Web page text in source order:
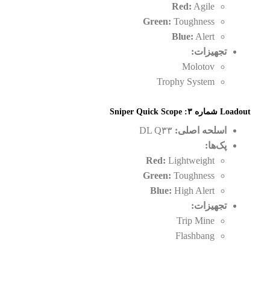
Red: Agile
Green: Toughness
Blue: Alert
تجهیزات:
Molotov
Trophy System
Loadout شماره ۳: Sniper Quick Scope
اسلحه اصلی:
پک‌ها:
Red: Lightweight
Green: Toughness
Blue: High Alert
تجهیزات:
Trip Mine
Flashbang